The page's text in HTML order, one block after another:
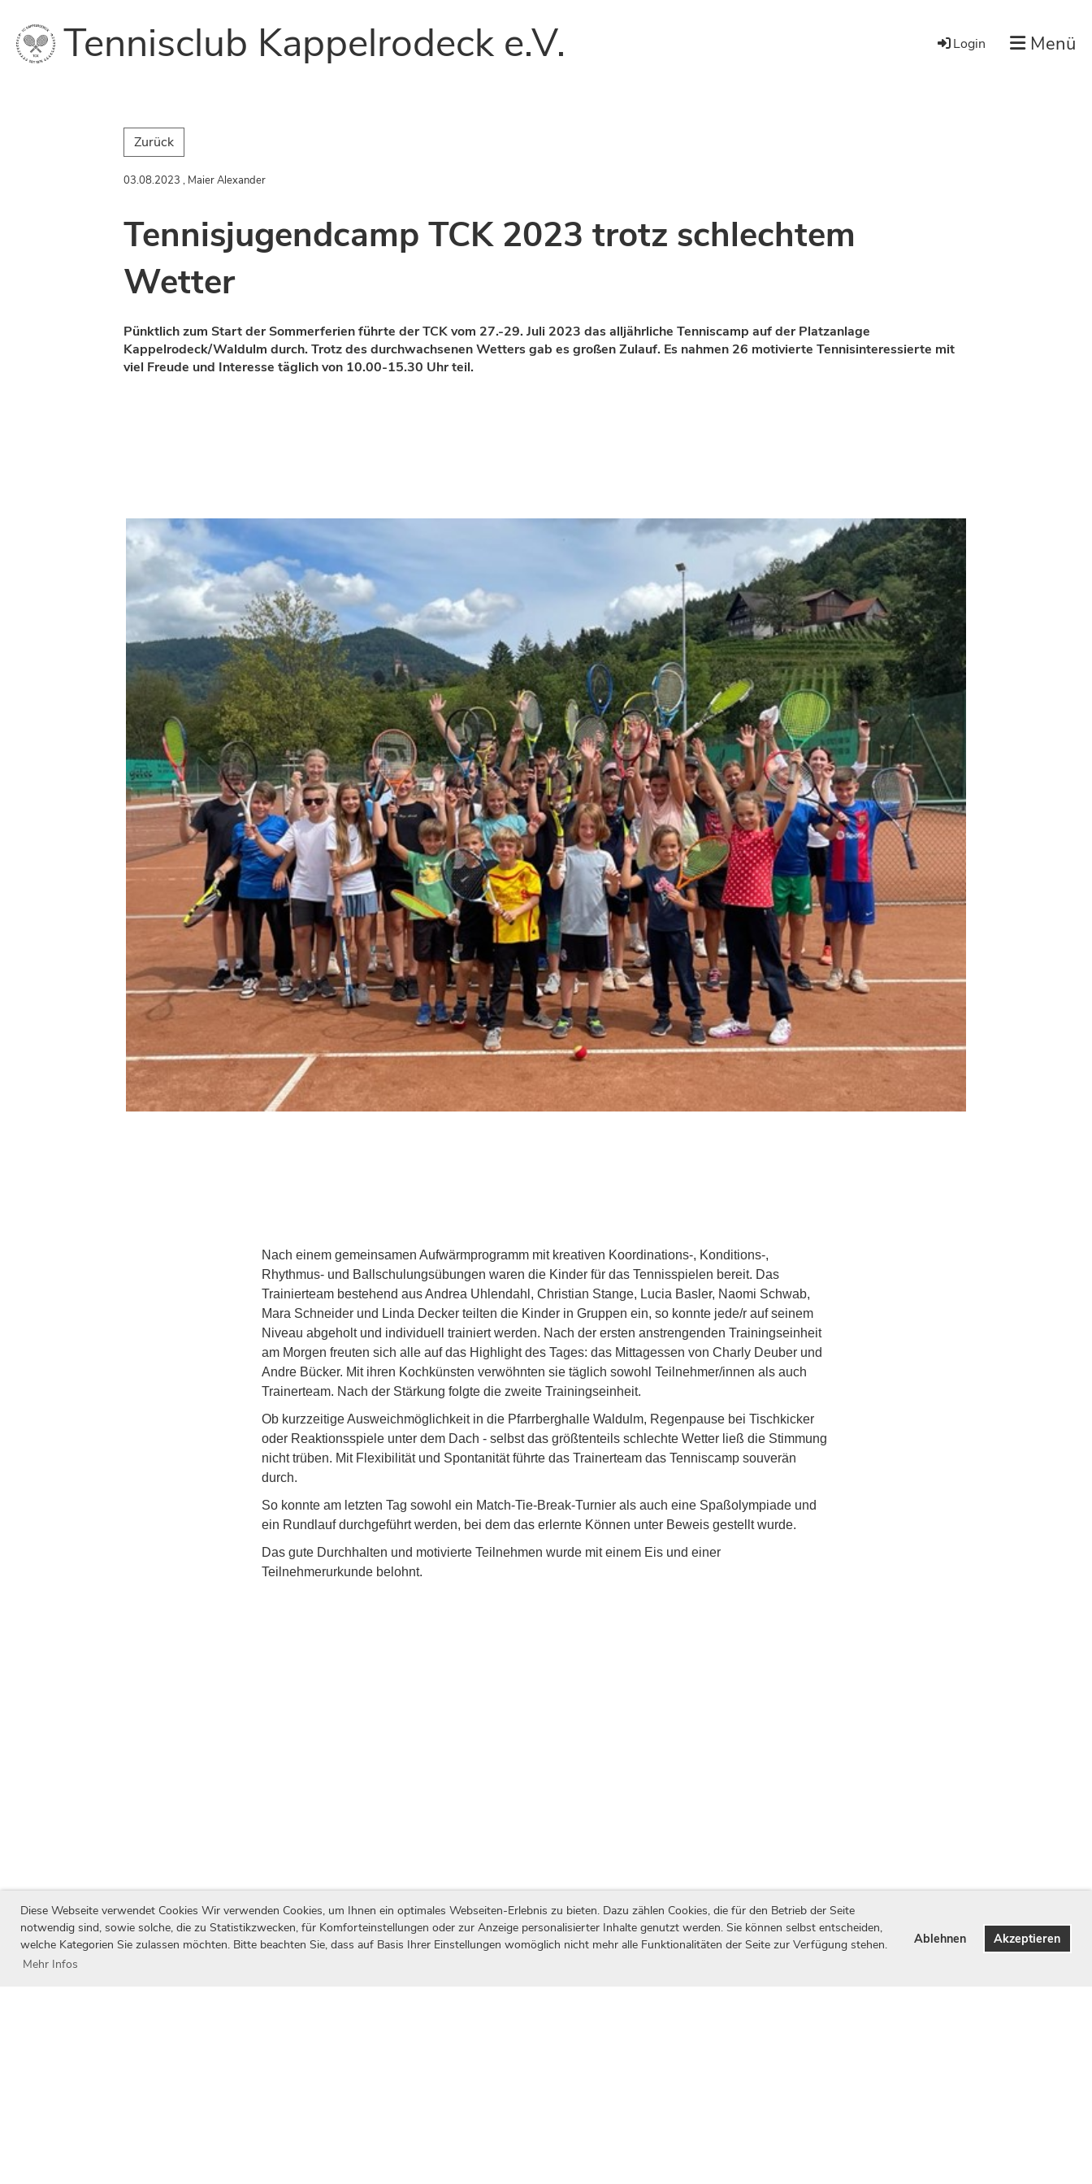
Diese Webseite verwendet Cookies Wir verwenden Cookies, um Ihnen ein optimales Webseiten-Erlebnis zu bieten. Dazu zählen Cookies, die für den Betrieb der Seite
notwendig sind, sowie solche, die zu Statistikzwecken, für Komforteinstellungen oder zur Anzeige personalisierter Inhalte genutzt werden. Sie können selbst entscheiden,
welche Kategorien Sie zulassen möchten. Bitte beachten Sie, dass auf Basis Ihrer Einstellungen womöglich nicht mehr alle Funktionalitäten der Seite zur Verfügung stehen.
Mehr Infos
Ablehnen Akzeptieren
Tennisclub Kappelrodeck e.V. Login Menü
Zurück
03.08.2023 , Maier Alexander
Tennisjugendcamp TCK 2023 trotz schlechtem
Wetter
Pünktlich zum Start der Sommerferien führte der TCK vom 27.-29. Juli 2023 das alljährliche Tenniscamp auf der Platzanlage
Kappelrodeck/Waldulm durch. Trotz des durchwachsenen Wetters gab es großen Zulauf. Es nahmen 26 motivierte Tennisinteressierte mit
viel Freude und Interesse täglich von 10.00-15.30 Uhr teil.
Nach einem gemeinsamen Aufwärmprogramm mit kreativen Koordinations-, Konditions-,
Rhythmus- und Ballschulungsübungen waren die Kinder für das Tennisspielen bereit. Das
Trainierteam bestehend aus Andrea Uhlendahl, Christian Stange, Lucia Basler, Naomi Schwab,
Mara Schneider und Linda Decker teilten die Kinder in Gruppen ein, so konnte jede/r auf seinem
Niveau abgeholt und individuell trainiert werden. Nach der ersten anstrengenden Trainingseinheit
am Morgen freuten sich alle auf das Highlight des Tages: das Mittagessen von Charly Deuber und
Andre Bücker. Mit ihren Kochkünsten verwöhnten sie täglich sowohl Teilnehmer/innen als auch
Trainerteam. Nach der Stärkung folgte die zweite Trainingseinheit.
Ob kurzzeitige Ausweichmöglichkeit in die Pfarrberghalle Waldulm, Regenpause bei Tischkicker
oder Reaktionsspiele unter dem Dach - selbst das größtenteils schlechte Wetter ließ die Stimmung
nicht trüben. Mit Flexibilität und Spontanität führte das Trainerteam das Tenniscamp souverän
durch.
So konnte am letzten Tag sowohl ein Match-Tie-Break-Turnier als auch eine Spaßolympiade und
ein Rundlauf durchgeführt werden, bei dem das erlernte Können unter Beweis gestellt wurde.
Das gute Durchhalten und motivierte Teilnehmen wurde mit einem Eis und einer
Teilnehmerurkunde belohnt.